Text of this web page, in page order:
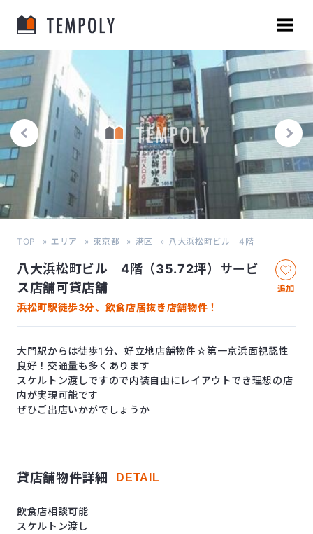
TOP エリア 東京都 港区 八大浜松町ビル 4階
八大浜松町ビル 4階（35.72坪）サービ
ス店舗可貸店舗
浜松町駅徒歩3分、飲食店居抜き店舗物件！
追加
大門駅からは徒歩1分、好立地店舗物件☆第一京浜面視認性
良好！交通量も多くあります
スケルトン渡しですので内装自由にレイアウトでき理想の店
内が実現可能です
ぜひご出店いかがでしょうか
貸店舗物件詳細 DETAIL
飲食店相談可能
スケルトン渡し